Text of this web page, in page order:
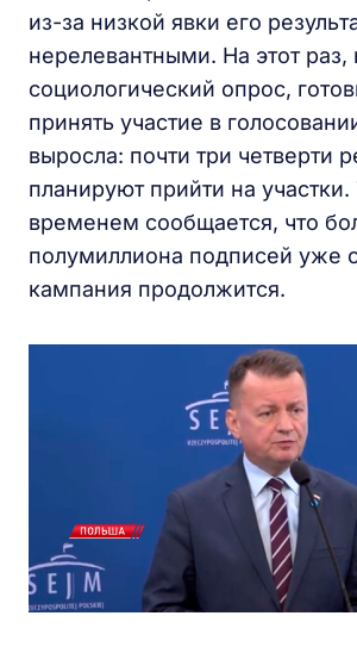
из-за низкой явки его
нерелевантными. На этот раз,
социологический опрос,
принять участие в
выросла: почти три четверти
планируют прийти на
временем сообщается, что
полумиллиона подписей уже
кампания продолжится.